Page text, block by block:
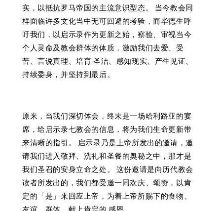
实，以抵抗罗马帝国的主流意识型态。 当今教会同
样面临许多文化当中无可回避的考验，而毕德生呼
吁我们，以启示录作为更新之始，察验、审视当今
个人灵命及教会群体的体质，激励我们去爱、受
苦、言说真理、培育 圣洁、感知现实、产生见证、
持续委身，并坚持到最后。
原来，当我们深切体会，终末是一场哈利路亚的宴
席，给启示录七教会的信息，将为我们生命更新带
来清晰的指引。 启示录乃是上帝所发出的邀请，邀
请我们进入敬拜、洗礼和圣餐的奥秘之中，那才是
我们圣召的安身立命之处。 这份邀请是向历代教会
读者所发出的，我们都受邀一同欢庆、颂赞，以肯
定的「是」来回应上帝，为着上帝所赐下的食物、